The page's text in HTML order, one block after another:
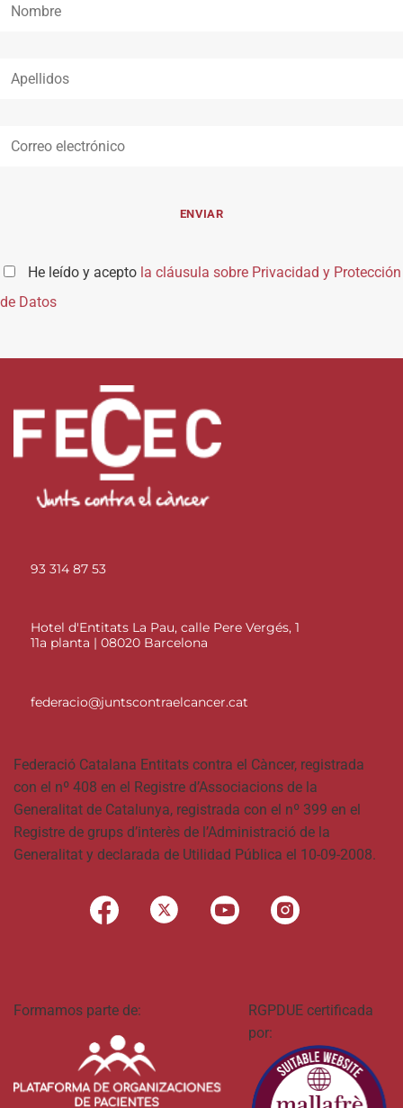
He leído y acepto la cláusula sobre Privacidad y Protección
de Datos
93 314 87 53
Hotel d'Entitats La Pau, calle Pere Vergés, 1
11a planta | 08020 Barcelona
federacio@juntscontraelcancer.cat
Federació Catalana Entitats contra el Càncer, registrada
con el nº 408 en el Registre d’Associacions de la
Generalitat de Catalunya, registrada con el nº 399 en el
Registre de grups d’interès de l’Administració de la
Generalitat y declarada de Utilidad Pública el 10-09-2008.
Formamos parte de:
RGPDUE certificada
por: